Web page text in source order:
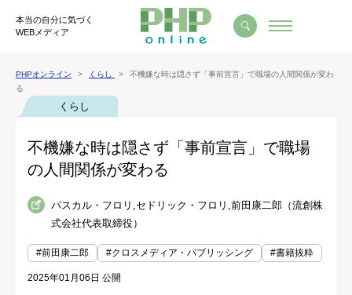
本当の自分に気づく
WEBメディア
PHPオンライン くらし
不機嫌な時は隠さず「事前宣言」で職場の人間関係が変わ
る
くらし
不機嫌な時は隠さず「事前宣言」で職場
の人間関係が変わる
パスカル・フロリ,セドリック・フロリ,前田康二郎（流創株
式会社代表取締役）
#前田康二郎 #クロスメディア・パブリッシング #書籍抜粋
2025年01月06日 公開